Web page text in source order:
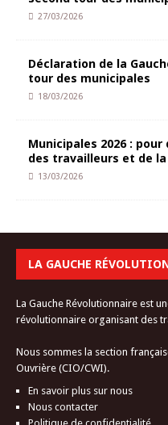
27/03/2026
Déclaration de la
tour des municipales
18/03/2026
Municipales 2026 :
des travailleurs et de
13/03/2026
LA GAUCHE
La Gauche Révolutionnaire est
révolutionnaire organisant des
Nous sommes la section
Ouvrière (CIO/CWI).
En savoir plus sur nous
Nous contacter